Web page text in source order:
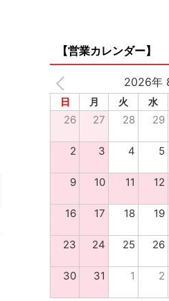
【営業カレンダー】
2026年
日 月 火 水
26 27 28 29
2 3 4 5
9 10 11 12
16 17 18 19
23 24 25 26
30 31 1 2